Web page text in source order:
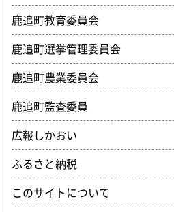
鹿追町教育委員会
鹿追町選挙管理委員会
鹿追町農業委員会
鹿追町監査委員
広報しかおい
ふるさと納税
このサイトについて